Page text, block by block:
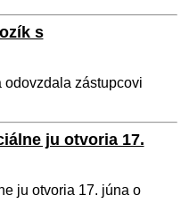
s
odovzdala zástupcovi
ju otvoria 17.
ju otvoria 17. júna o